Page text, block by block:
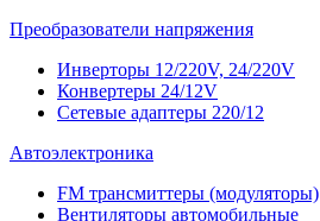
Преобразователи напряжения
Инверторы 12/220V, 24/220V
Конвертеры 24/12V
Сетевые адаптеры 220/12
Автоэлектроника
FM трансмиттеры (модуляторы)
Вентиляторы автомобильные